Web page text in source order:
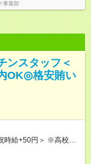
事業部
ンスタッフ＜
OK◎格安賄い
。 ※最大12ヶ月の間